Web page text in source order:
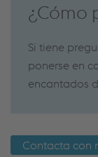
¿Cómo
Si tiene
ponerse en
encantados
Contacta con